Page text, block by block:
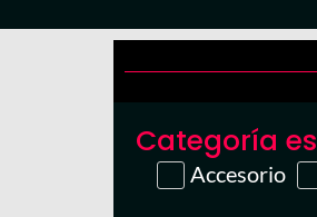
Categoría
Accesorio